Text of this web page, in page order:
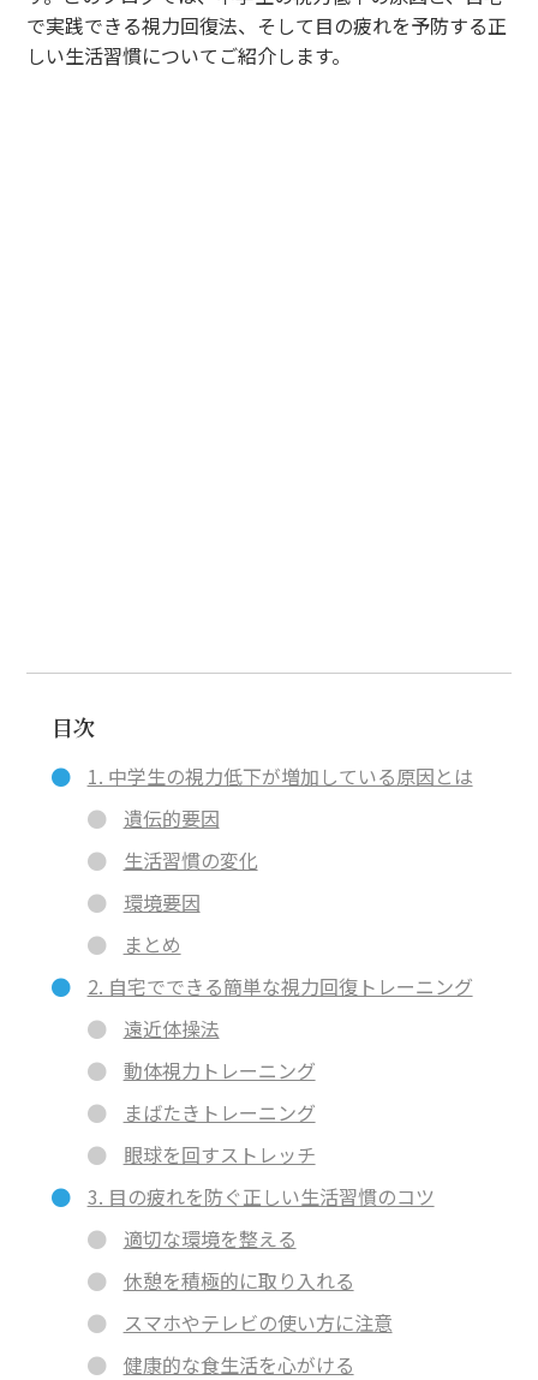
で実践できる視力回復法、そして目の疲れを予防する正
しい生活習慣についてご紹介します。
目次
1. 中学生の視力低下が増加している原因とは
遺伝的要因
生活習慣の変化
環境要因
まとめ
2. 自宅でできる簡単な視力回復トレーニング
遠近体操法
動体視力トレーニング
まばたきトレーニング
眼球を回すストレッチ
3. 目の疲れを防ぐ正しい生活習慣のコツ
適切な環境を整える
休憩を積極的に取り入れる
スマホやテレビの使い方に注意
健康的な食生活を心がける